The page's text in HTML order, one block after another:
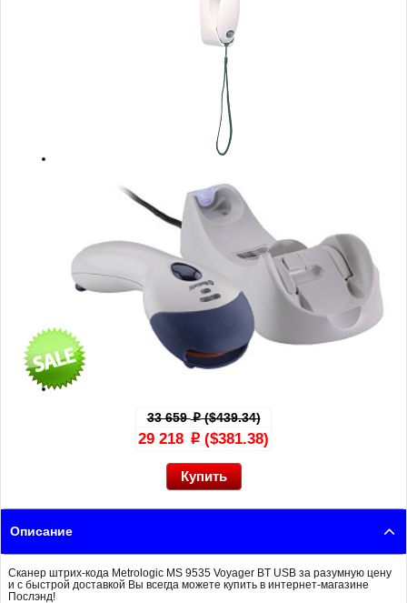
33 659p($439.34)
29 218 p ($381.38)
Описание
Сканер штрих-кода Metrologic MS 9535 Voyager BT USB за разумную цену
и с быстрой доставкой Вы всегда можете купить в интернет-магазине
Послэнд!